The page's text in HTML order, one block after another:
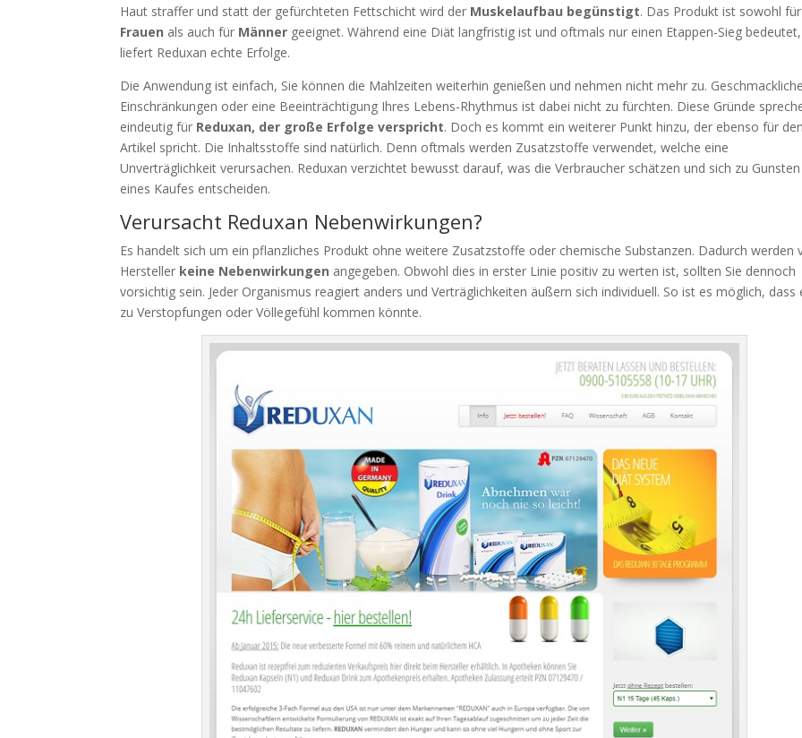
Haut straffer und statt der gefürchteten Fettschicht wird der Muskelaufbau begünstigt. Das Produkt ist sowohl für
Frauen als auch für Männer geeignet. Während eine Diät langfristig ist und oftmals nur einen Etappen-Sieg bedeutet,
liefert Reduxan echte Erfolge.
Die Anwendung ist einfach, Sie können die Mahlzeiten weiterhin genießen und nehmen nicht mehr zu. Geschmackliche
Einschränkungen oder eine Beeinträchtigung Ihres Lebens-Rhythmus ist dabei nicht zu fürchten. Diese Gründe
eindeutig für Reduxan, der große Erfolge verspricht. Doch es kommt ein weiterer Punkt hinzu, der ebenso für den
Artikel spricht. Die Inhaltsstoffe sind natürlich. Denn oftmals werden Zusatzstoffe verwendet, welche eine
Unverträglichkeit verursachen. Reduxan verzichtet bewusst darauf, was die Verbraucher schätzen und sich zu Gunsten
eines Kaufes entscheiden.
Verursacht Reduxan Nebenwirkungen?
Es handelt sich um ein pflanzliches Produkt ohne weitere Zusatzstoffe oder chemische Substanzen. Dadurch werden
Hersteller keine Nebenwirkungen angegeben. Obwohl dies in erster Linie positiv zu werten ist, sollten Sie dennoch
vorsichtig sein. Jeder Organismus reagiert anders und Verträglichkeiten äußern sich individuell. So ist es möglich, dass
zu Verstopfungen oder Völlegefühl kommen könnte.